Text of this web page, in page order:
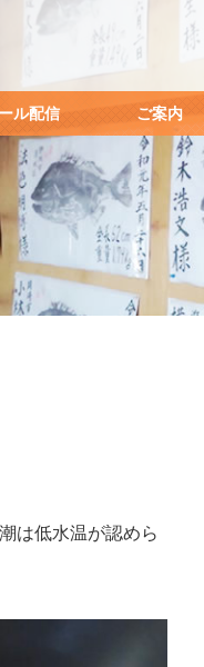
ル配信 ご案内
は低水温が認めら